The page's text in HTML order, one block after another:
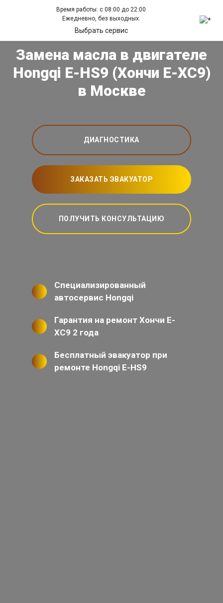
Время работы: с 08:00 до 22:00
Ежедневно, без выходных.
Выбрать сервис
Замена масла в двигателе
Hongqi E-HS9 (Хончи Е-ХС9)
в Москве
ДИАГНОСТИКА
ЗАКАЗАТЬ ЭВАКУАТОР
ПОЛУЧИТЬ КОНСУЛЬТАЦИЮ
Специализированный
автосервис Hongqi
Гарантия на ремонт Хончи Е-
ХС9 2 года
Бесплатный эвакуатор при
ремонте Hongqi E-HS9